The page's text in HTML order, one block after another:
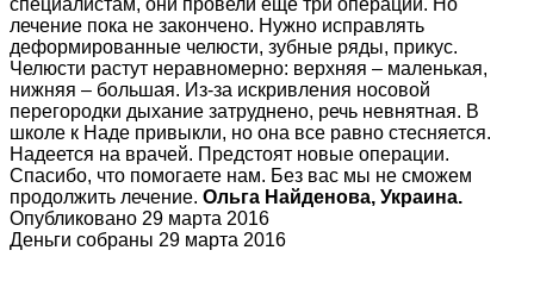
лечение пока не закончено. Нужно исправлять
деформированные челюсти, зубные ряды, прикус.
Челюсти растут неравномерно: верхняя – маленькая,
нижняя – большая. Из-за искривления носовой
перегородки дыхание затруднено, речь невнятная. В
школе к Наде привыкли, но она все равно стесняется.
Надеется на врачей. Предстоят новые операции.
Спасибо, что помогаете нам. Без вас мы не сможем
продолжить лечение. Ольга Найденова, Украина.
Опубликовано 29 марта 2016
Деньги собраны 29 марта 2016